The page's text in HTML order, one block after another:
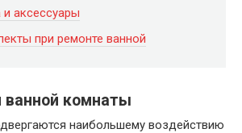
и аксессуары
при ремонте ванной
ванной комнаты
наибольшему воздействию